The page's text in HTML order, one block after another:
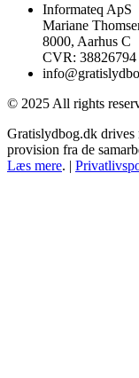
Informateq ApS
Mariane
8000, Aarhus C
CVR: 38826794
© 2025 All rights
Gratislydbog.dk
provision fra de
Læs mere. |